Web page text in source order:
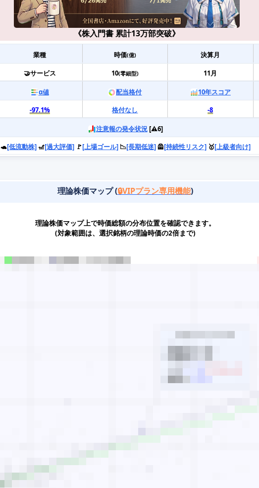
《株入門書 累計13万部突破》
業種 時価(億) 決算月
🤝サービス 10(零細型) 11月
α値 配当格付 10年スコア
-97.1% 格付なし -8
注意報の発令状況[⚠️6]
🐢[低流動株]🎢[過大評価]🚩[上場ゴール]📉[長期低迷]🦺[持続性リスク]🥇[上級者向け]
理論株価マップ (🔒VIPプラン専用機能)
理論株価マップ上で時価総額の分布位置を確認できます。
(対象範囲は、選択銘柄の理論時価の2倍まで)